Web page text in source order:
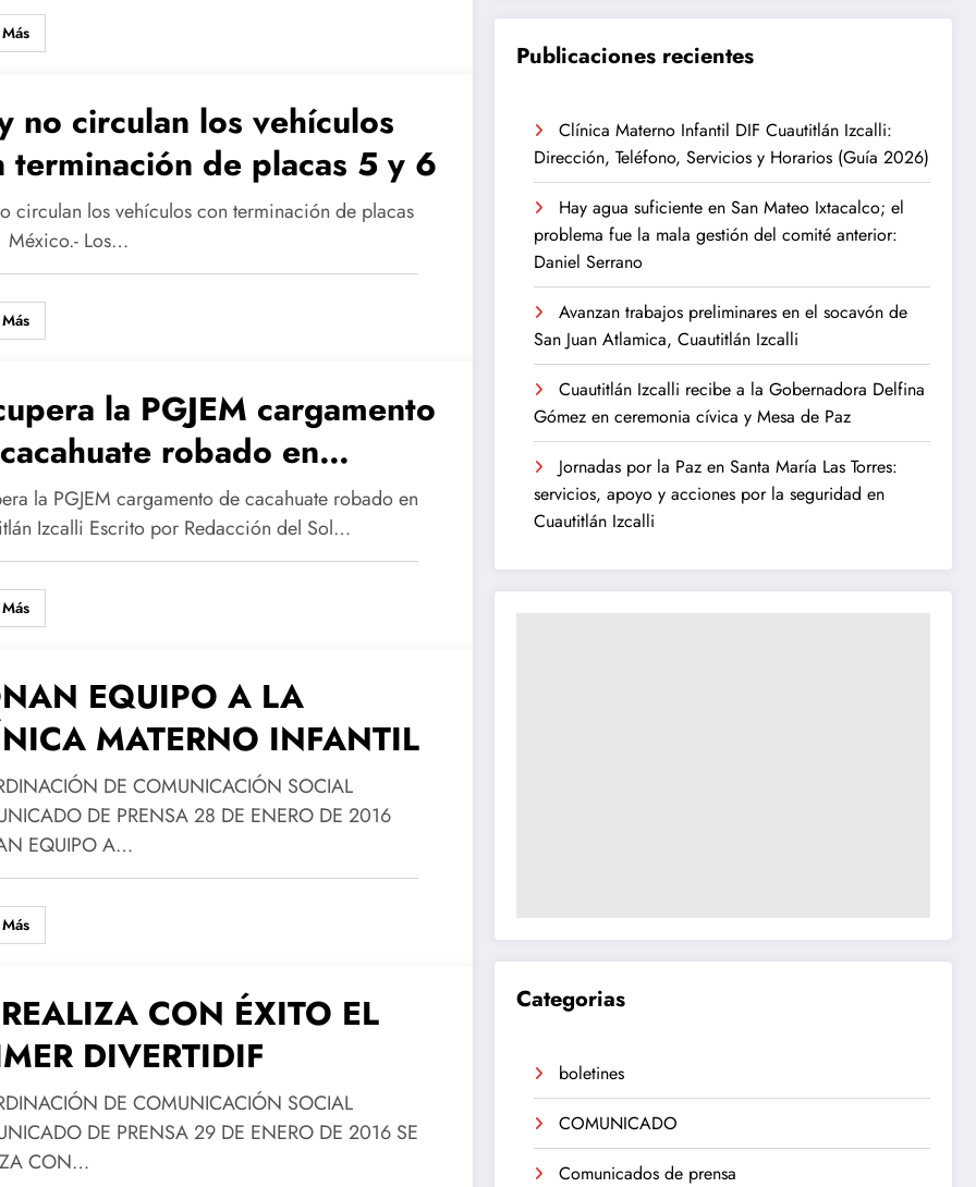
no circulan los vehículos
terminación de placas 5 y 6
circulan los vehículos con terminación de placas
Los…
la PGJEM cargamento
robado en
Izcalli
la PGJEM cargamento de cacahuate robado en
Izcalli Escrito por Redacción del Sol…
EQUIPO A LA
MATERNO INFANTIL
DE COMUNICACIÓN SOCIAL
DE PRENSA 28 DE ENERO DE 2016
EQUIPO A…
CON ÉXITO EL
DIVERTIDIF
DE COMUNICACIÓN SOCIAL
DE PRENSA 29 DE ENERO DE 2016 SE
CON…
Publicaciones recientes
Clínica Materno Infantil DIF Cuautitlán Izcalli:
Dirección, Teléfono, Servicios y Horarios (Guía 2026)
Hay agua suficiente en San Mateo Ixtacalco; el
problema fue la mala gestión del comité anterior:
Daniel Serrano
Avanzan trabajos preliminares en el socavón de
San Juan Atlamica, Cuautitlán Izcalli
Cuautitlán Izcalli recibe a la Gobernadora Delfina
Gómez en ceremonia cívica y Mesa de Paz
Jornadas por la Paz en Santa María Las Torres:
servicios, apoyo y acciones por la seguridad en
Cuautitlán Izcalli
Categorias
boletines
COMUNICADO
Comunicados de prensa